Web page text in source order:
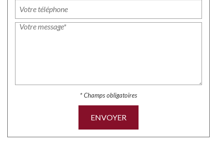
* Champs obligatoires
ENVOYER